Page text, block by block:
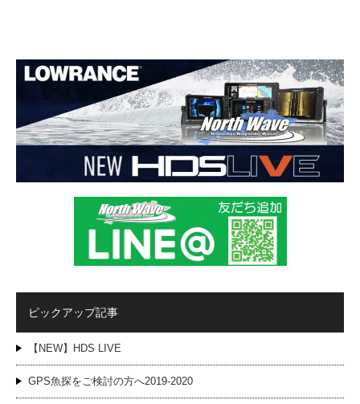
ピックアップ記事
【NEW】HDS LIVE
GPS魚探をご検討の方へ2019-2020